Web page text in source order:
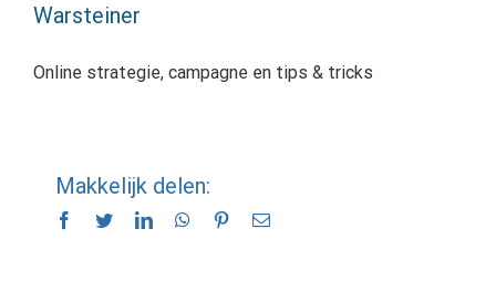
Warsteiner
Online strategie, campagne en tips & tricks
Makkelijk delen:
Facebook
TwitterLinkedInWhatsApp
Pinterest
E-